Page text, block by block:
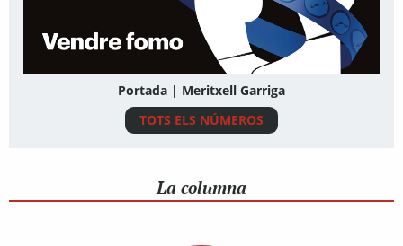
Portada | Meritxell Garriga
TOTS ELS NÚMEROS
La columna